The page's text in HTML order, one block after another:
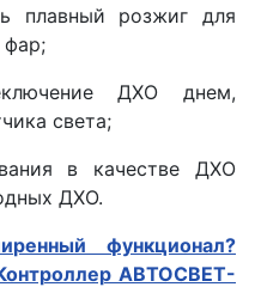
плавный розжиг для
фар;
ДХО днем,
света;
в качестве ДХО
ДХО.
функционал?
АВТОСВЕТ-